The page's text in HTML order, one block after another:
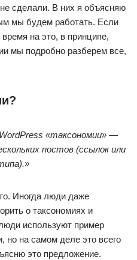
сделали. В них я объясняю
мы будем работать. Если
на это, в принципе,
мы подробно разберем все,
«таксономии» —
постов (ссылок или
Иногда люди даже
о таксономиях и
используют пример
но на самом деле это всего
это предложение.